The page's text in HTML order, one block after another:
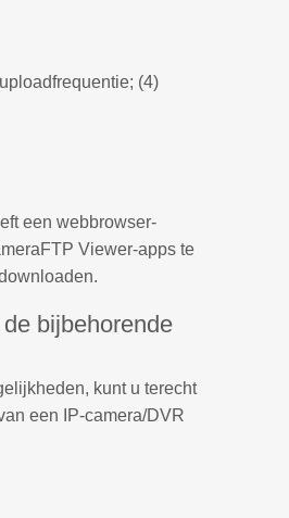
(4)
een webbrowser-
Viewer-apps te
bijbehorende
kunt u terecht
een IP-camera/DVR